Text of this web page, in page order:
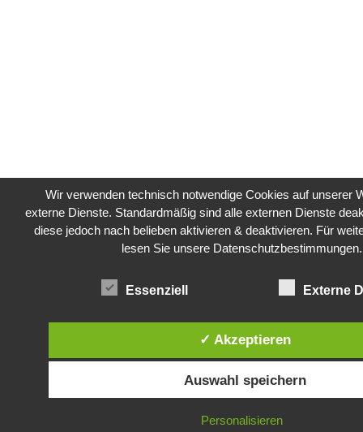
Wir verwenden technisch notwendige Cookies auf unserer
externe Dienste. Standardmäßig sind alle externen Dienste
diese jedoch nach belieben aktivieren & deaktivieren. Für
lesen Sie unsere Datenschutzbestimmungen.
Essenziell Externe
✓ Akzeptieren
Auswahl speichern
Personalisieren